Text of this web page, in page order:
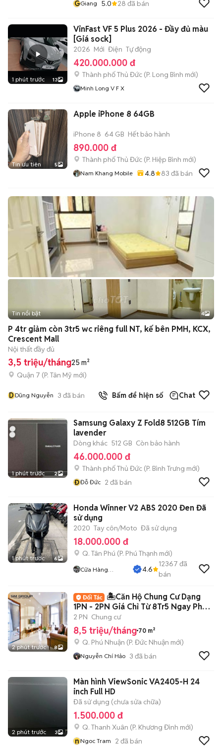
GGiang 5.0 28 đã bán
1 phút trước 13
VinFast VF 5 Plus 2026 - Đầy đủ màu
[Giá sock]
2026 Mới Điện Tự động
420.000.000 đ
Thành phố Thủ Đức (P. Long Bình mới)
Minh Long V F X
Tin ưu tiên 5
Apple iPhone 8 64GB
iPhone 8 64 GB Hết bảo hành
890.000 đ
Thành phố Thủ Đức (P. Hiệp Bình mới)
Nam Khang Mobile 4.8 83 đã bán
Tin nổi bật 4
P 4tr giảm còn 3tr5 wc riêng full NT, kế bên PMH, KCX,
Crescent Mall
Nội thất đầy đủ
3,5 triệu/tháng25 m²
Quận 7 (P. Tân Mỹ mới)
DDũng Nguyễn 3 đã bán Bấm để hiện số Chat
1 phút trước 2
Samsung Galaxy Z Fold8 512GB Tím
lavender
Dòng khác 512 GB Còn bảo hành
46.000.000 đ
Thành phố Thủ Đức (P. Bình Trưng mới)
ĐĐỗ Đức 2 đã bán
1 phút trước 6
Honda Winner V2 ABS 2020 Đen Đã
sử dụng
2020 Tay côn/Moto Đã sử dụng
18.000.000 đ
Q. Tân Phú (P. Phú Thạnh mới)
Cửa Hàng
4.6
12367 đã
bán
2 phút trước 8
🏝️Căn Hộ Chung Cư Dạng
1PN - 2PN Giá Chỉ Từ 8Tr5 Ngay Phan
Xích Long🏝️
2 PN Chung cư
8,5 triệu/tháng 70 m²
Q. Phú Nhuận (P. Đức Nhuận mới)
Nguyễn Chí Hảo 3 đã bán
2 phút trước 3
Màn hình ViewSonic VA2405-H 24
inch Full HD
Đã sử dụng (chưa sửa chữa)
1.500.000 đ
Q. Thanh Xuân (P. Khương Đình mới)
nNgoc Tram 2 đã bán